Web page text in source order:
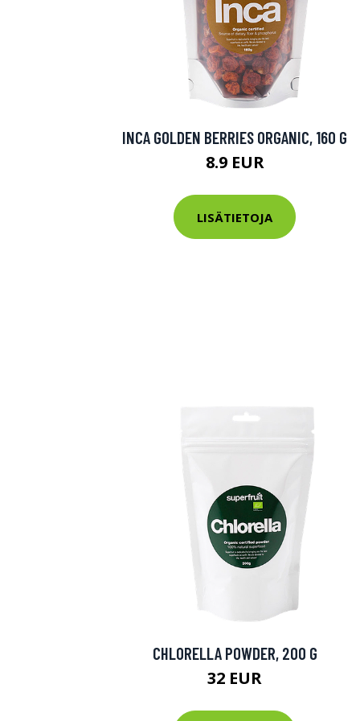
INCA GOLDEN BERRIES ORGANIC, 160 G
8.9 EUR
LISÄTIETOJA
CHLORELLA POWDER, 200 G
32 EUR